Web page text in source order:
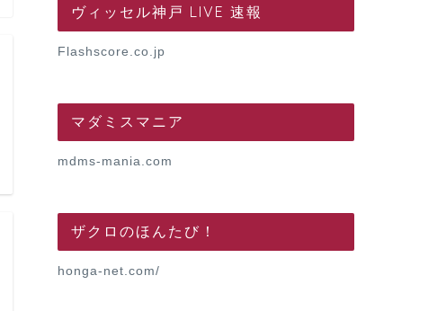
ヴィッセル神戸 LIVE 速報
Flashscore.co.jp
マダミスマニア
mdms-mania.com
ザクロのほんたび！
honga-net.com/